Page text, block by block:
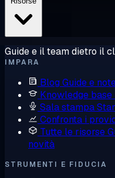
Guide e il team dietro il
IMPARA
Blog Guide e
Knowledge base
Sala stampa
Confronta i
Tutte le risorse
novità
STRUMENTI E FIDUCIA